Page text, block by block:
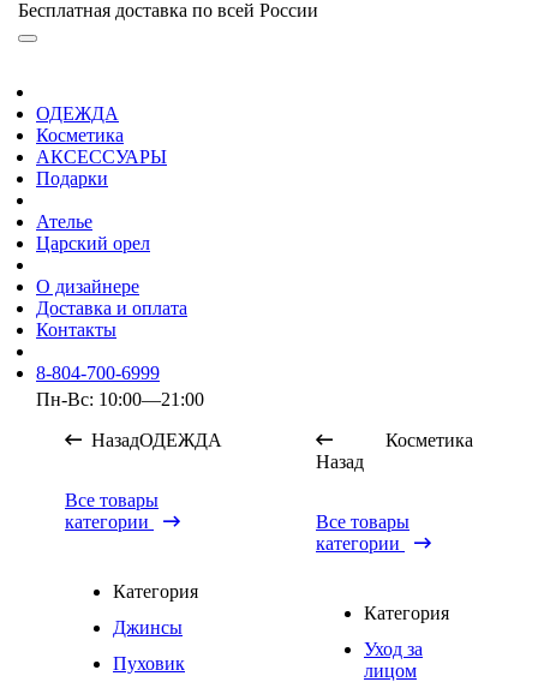
Бесплатная доставка по всей России
ОДЕЖДА
Косметика
АКСЕССУАРЫ
Подарки
Ателье
Царский орел
О дизайнере
Доставка и оплата
Контакты
8-804-700-6999
Пн-Вс: 10:00—21:00
НазадОДЕЖДА
Все товары
категории
Категория
Джинсы
Пуховик
Назад
Косметика
Все товары
категории
Категория
Уход за
лицом